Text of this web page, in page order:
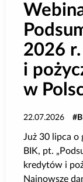
2026
i
w
22.07.2026
Już 30 lipca o
BIK, pt.
kredytów i
Najnowsze